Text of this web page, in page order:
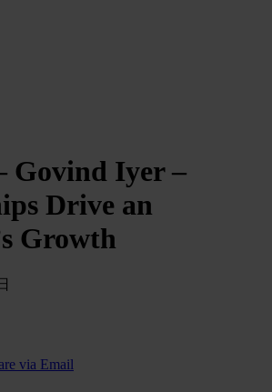
Govind Iyer –
Drive an
Growth
via Email